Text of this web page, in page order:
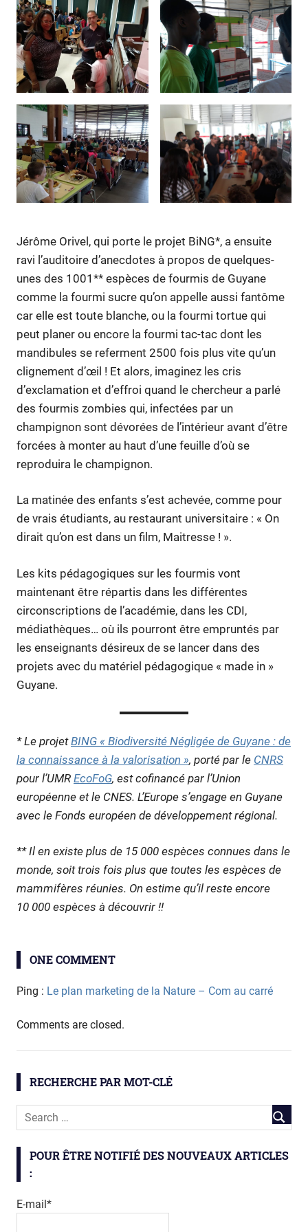
Jérôme Orivel, qui porte le projet BiNG*, a ensuite
ravi l’auditoire d’anecdotes à propos de quelques-
unes des 1001** espèces de fourmis de Guyane
comme la fourmi sucre qu’on appelle aussi fantôme
car elle est toute blanche, ou la fourmi tortue qui
peut planer ou encore la fourmi tac-tac dont les
mandibules se referment 2500 fois plus vite qu’un
clignement d’œil ! Et alors, imaginez les cris
d’exclamation et d’effroi quand le chercheur a parlé
des fourmis zombies qui, infectées par un
champignon sont dévorées de l’intérieur avant d’être
forcées à monter au haut d’une feuille d’où se
reproduira le champignon.
La matinée des enfants s’est achevée, comme pour
de vrais étudiants, au restaurant universitaire : « On
dirait qu’on est dans un film, Maitresse ! ».
Les kits pédagogiques sur les fourmis vont
maintenant être répartis dans les différentes
circonscriptions de l’académie, dans les CDI,
médiathèques… où ils pourront être empruntés par
les enseignants désireux de se lancer dans des
projets avec du matériel pédagogique « made in »
Guyane.
* Le projetBING « Biodiversité Négligée de Guyane : de
la connaissance à la valorisation », porté par le CNRS
pour l’UMR EcoFoG, est cofinancé par l’Union
européenne et le CNES. L’Europe s’engage en Guyane
avec le Fonds européen de développement régional.
** Il en existe plus de 15 000 espèces connues dans le
monde, soit trois fois plus que toutes les espèces de
mammifères réunies. On estime qu’il reste encore
10 000 espèces à découvrir !!
biodiversité
biodiversité
fourmi
ONE COMMENT
Ping : Le plan marketing de la Nature – Com au carré
Comments are closed.
RECHERCHE PAR MOT-CLÉ
POUR ÊTRE NOTIFIÉ DES NOUVEAUX ARTICLES
:
E-mail*